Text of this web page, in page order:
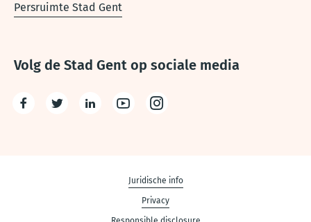
Persruimte Stad Gent
Volg de Stad Gent op sociale media
YoutubeInstagram
Juridische info
Privacy